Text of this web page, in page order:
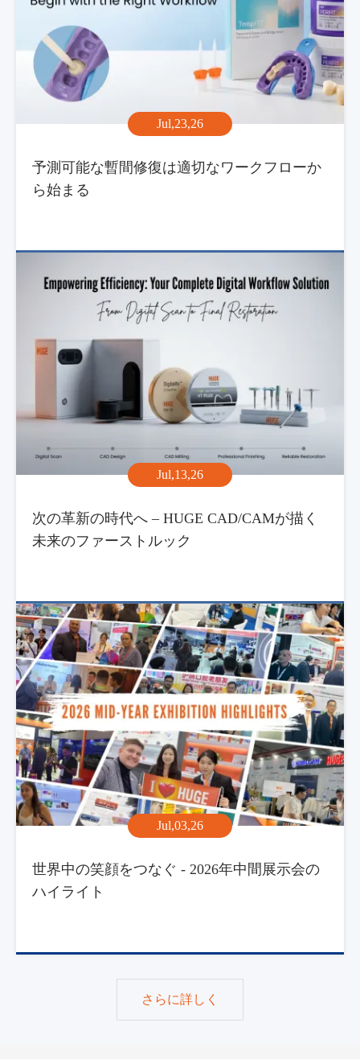
Jul,23,26
予測可能な暫間修復は適切なワークフローか
ら始まる
Jul,13,26
次の革新の時代へ – HUGE CAD/CAMが描く
未来のファーストルック
Jul,03,26
世界中の笑顔をつなぐ - 2026年中間展示会の
ハイライト
さらに詳しく